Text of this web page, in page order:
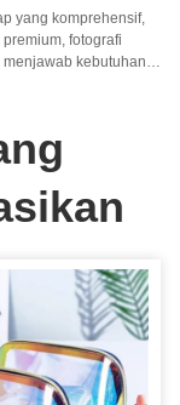
yang komprehensif,
fotografi
kebutuhan